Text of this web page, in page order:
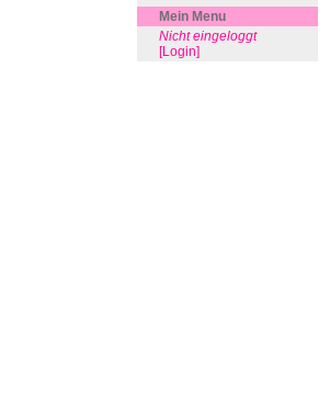
Mein Menu
Nicht eingeloggt
[Login]